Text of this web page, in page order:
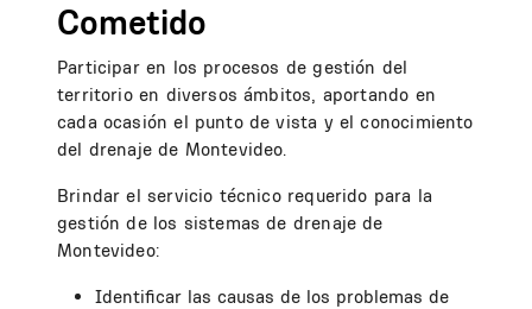
Cometido
Participar en los procesos de gestión del
territorio en diversos ámbitos, aportando en
cada ocasión el punto de vista y el conocimiento
del drenaje de Montevideo.
Brindar el servicio técnico requerido para la
gestión de los sistemas de drenaje de
Montevideo:
Identificar las causas de los problemas de